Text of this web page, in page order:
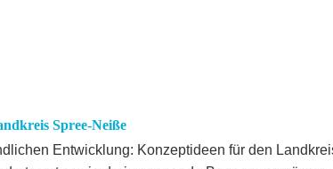
Spree-Neiße
Entwicklung: Konzeptideen für den